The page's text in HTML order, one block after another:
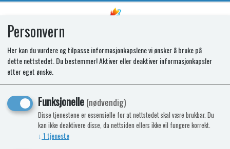
SPARES KIT - STRAIGHT KNOBS
MATT NICKEL (25pc)
Personvern
Her kan du vurdere og tilpasse informasjonkapslene vi ønsker å bruke på
dette nettstedet. Du bestemmer! Aktiver eller deaktiver informasjonkapsler
etter eget ønske.
Funksjonelle(nødvendig)
Disse tjenestene er essensielle for at nettstedet skal være brukbar. Du
kan ikke deaktivere disse, da nettsiden ellers ikke vil fungere korrekt.
↓ 1tjeneste